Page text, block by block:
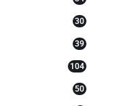
30
39
104
50